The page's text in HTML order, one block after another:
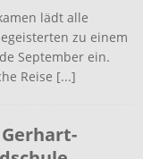
lädt alle
zu einem
September ein.
Reise [...]